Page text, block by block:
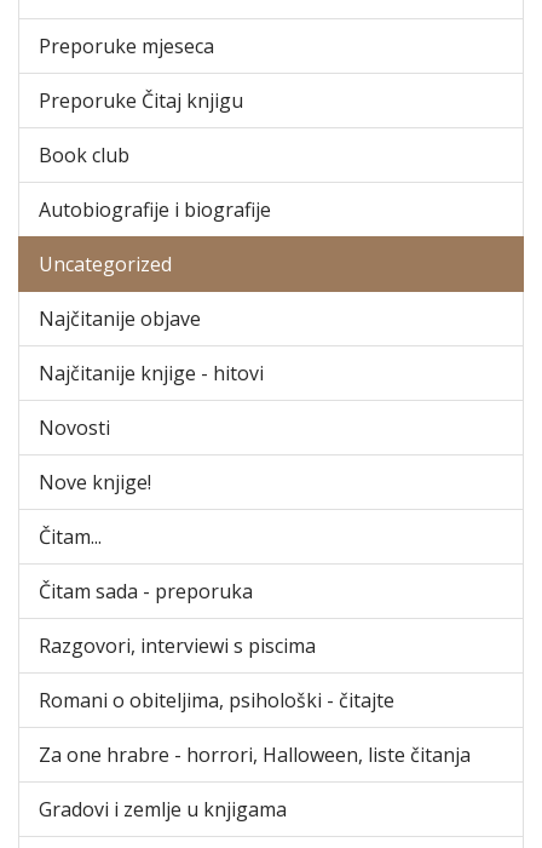
Preporuke mjeseca
Preporuke Čitaj knjigu
Book club
Autobiografije i biografije
Uncategorized
Najčitanije objave
Najčitanije knjige - hitovi
Novosti
Nove knjige!
Čitam...
Čitam sada - preporuka
Razgovori, interviewi s piscima
Romani o obiteljima, psihološki - čitajte
Za one hrabre - horrori, Halloween, liste čitanja
Gradovi i zemlje u knjigama